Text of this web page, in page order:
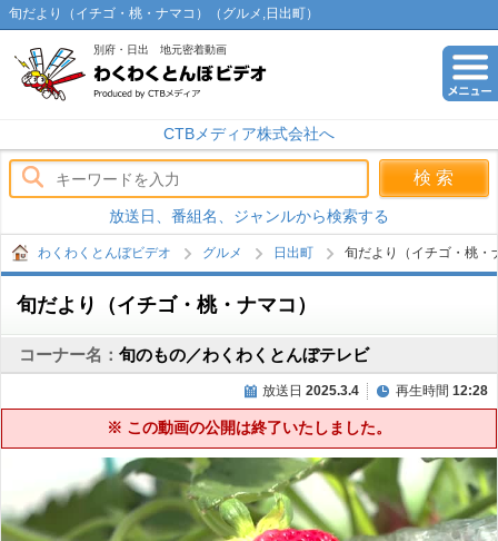
旬だより（イチゴ・桃・ナマコ）（グルメ,日出町）
別府・日出 地元密着動画
CTBメディア株式会社へ
放送日、番組名、ジャンルから検索する
わくわくとんぼビデオ グルメ 日出町 旬だより（イチゴ・桃・
旬だより（イチゴ・桃・ナマコ）
コーナー名： 旬のもの／わくわくとんぼテレビ
放送日 2025.3.4 再生時間 12:28
※ この動画の公開は終了いたしました。